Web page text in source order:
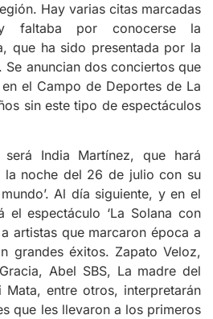
Hay varias citas marcadas
faltaba por conocerse la
que ha sido presentada por la
Se anuncian dos conciertos que
el Campo de Deportes de La
sin este tipo de espectáculos
India Martínez, que hará
la noche del 26 de julio con su
Al día siguiente, y en el
el espectáculo ‘La Solana con
artistas que marcaron época a
grandes éxitos. Zapato Veloz,
Abel SBS, La madre del
entre otros, interpretarán
que les llevaron a los primeros